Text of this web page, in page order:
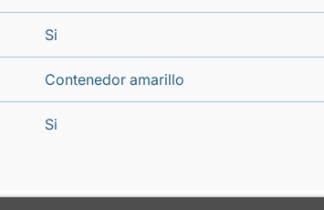
Si
Contenedor amarillo
Si